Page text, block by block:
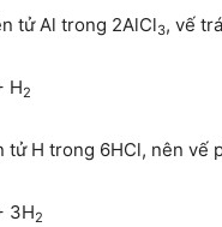
tử Al trong 2AlCl3, vế
H2
tử H trong 6HCl, nên vế
3H2